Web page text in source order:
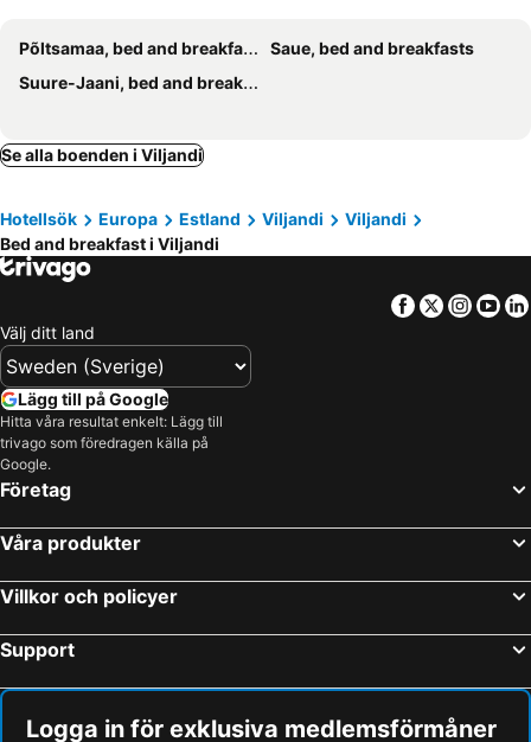
Põltsamaa, bed and breakfasts
Saue, bed and breakfasts
Suure-Jaani, bed and breakfasts
Se alla boenden i Viljandi
Hotellsök Europa Estland Viljandi
Viljandi
Bed and breakfast i Viljandi
Facebook
Twitter
Välj ditt land
Lägg till på Google
Hitta våra resultat enkelt: Lägg till
trivago som föredragen källa på
Google.
Företag
Våra produkter
Villkor och policyer
Support
Logga in för exklusiva medlemsförmåner